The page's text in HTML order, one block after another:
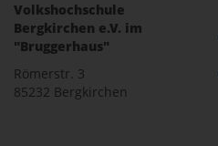
Volkshochschule
Bergkirchen e.V. im
"Bruggerhaus"
Römerstr. 3
85232 Bergkirchen